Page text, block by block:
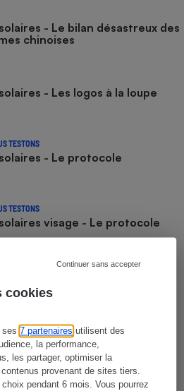
cookies
ses7 partenaires utilisent des
la performance,
les partager, optimiser la
provenant de sites tiers.
pendant 6 mois. Vous pourrez
Continuer sans accepter
- Le bilan désastreux des
chinoises
- Les logos à la loupe
TESTONS
- Le protocole
TESTONS
visage - Le protocole